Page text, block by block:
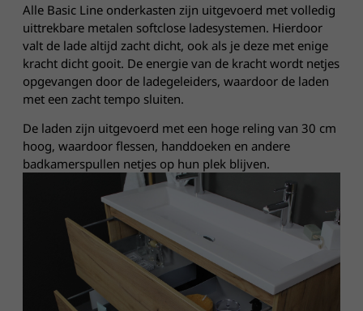
Alle Basic Line onderkasten zijn uitgevoerd met volledig
uittrekbare metalen softclose ladesystemen. Hierdoor
valt de lade altijd zacht dicht, ook als je deze met enige
kracht dicht gooit. De energie van de kracht wordt netjes
opgevangen door de ladegeleiders, waardoor de laden
met een zacht tempo sluiten.
De laden zijn uitgevoerd met een hoge reling van 30 cm
hoog, waardoor flessen, handdoeken en andere
badkamerspullen netjes op hun plek blijven.